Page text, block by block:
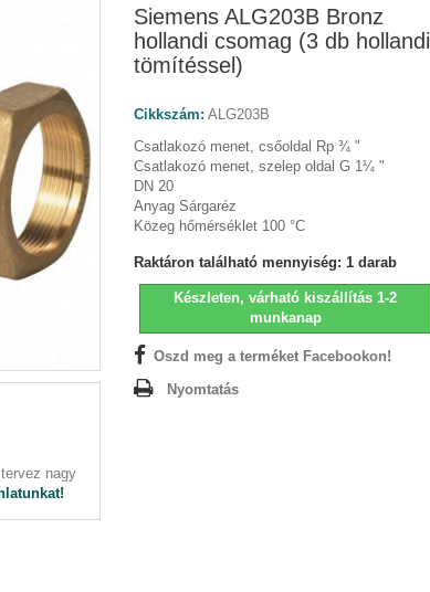
nagy
Siemens ALG203B Bronz
hollandi csomag (3 db hollandi
tömítéssel)
Cikkszám: ALG203B
Csatlakozó menet, csőoldal Rp ¾ "
Csatlakozó menet, szelep oldal G 1¼ "
DN 20
Anyag Sárgaréz
Közeg hőmérséklet 100 °C
Raktáron található mennyiség: 1 darab
Készleten, várható kiszállítás 1-2
munkanap
Oszd meg a terméket Facebookon!
Nyomtatás